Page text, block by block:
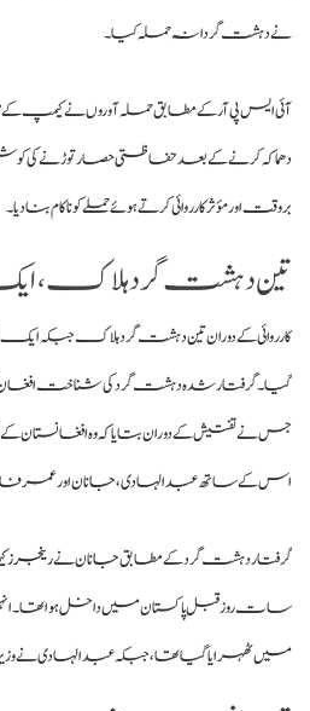
نے دہشت گردانہ حملہ کیا۔
آئی ایس پی آر کے مطابق حملہ آوروں نے کیمپ
دھماکہ کرنے کے بعد حفاظتی حصار توڑنے کی
بروقت اور مؤثر کارروائی کرتے ہوئے حملے کو ناکام بنا دیا۔
تین دہشت گرد ہلاک،
کارروائی کے دوران تین دہشت گرد ہلاک جبکہ ایک
گیا۔ گرفتار شدہ دہشت گرد کی شناخت افغان
جس نے تفتیش کے دوران بتایا کہ وہ افغانستان کے
اس کے ساتھ عبدالہادی، جانان اور عمر
گرفتار دہشت گرد کے مطابق جانان نےرینجرز
سات روز قبل پاکستان میں داخل ہوا تھا۔
میں ٹھہرایا گیا تھا، جبکہ عبدالہادی نے